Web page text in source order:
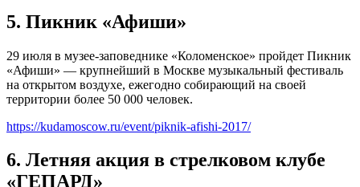
5. Пикник «Афиши»
29 июля в музее-заповеднике «Коломенское» пройдет Пикник
«Афиши» — крупнейший в Москве музыкальный фестиваль
на открытом воздухе, ежегодно собирающий на своей
территории более 50 000 человек.
https://kudamoscow.ru/event/piknik-afishi-2017/
6. Летняя акция в стрелковом клубе
«ГЕПАРД»